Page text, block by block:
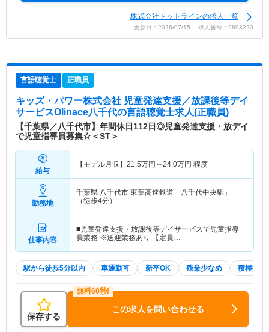
株式会社ドットラインの求人一覧
更新日：2026/07/15 求人番号：9893220
言語聴覚士 正職員
キッズ・パワー株式会社 児童発達支援／放課後等デイ
サービスOlinace八千代の言語聴覚士求人(正職員)
【千葉県／八千代市】年間休日112日◎児童発達支援・放デイ
で児童指導員募集☆＜ST＞
給与
【モデル月収】 21.5万円～24.0万円 程度
勤務地
千葉県 八千代市 東葉高速鉄道「八千代中央駅」
（徒歩4分）
仕事内容
■児童発達支援・放課後等デイサービスで児童指導
員業務 ※送迎業務あり 【定員…
駅から徒歩5分以内 車通勤可 新卒OK 残業少なめ 積極採用
保存する
この求人を問い合わせる